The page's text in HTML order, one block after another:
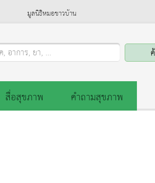
มูลนิธิหมอชาวบ้าน
, อาการ, ยา, ...
สื่อสุขภาพ
คำถามสุขภาพ